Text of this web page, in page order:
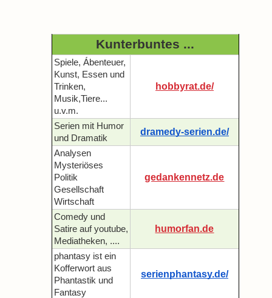
Kunterbuntes ...
Spiele, Ábenteuer,
Kunst, Essen und
Trinken,
Musik,Tiere...
u.v.m.
hobbyrat.de/
Serien mit Humor
und Dramatik
dramedy-serien.de/
Analysen
Mysteriöses
Politik
Gesellschaft
Wirtschaft
gedankennetz.de
Comedy und
Satire auf youtube,
Mediatheken, ....
humorfan.de
phantasy ist ein
Kofferwort aus
Phantastik und
Fantasy
serienphantasy.de/